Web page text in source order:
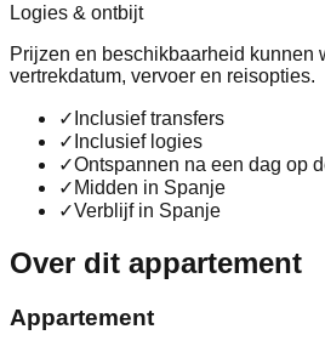
Logies & ontbijt
Prijzen en beschikbaarheid kunnen
vertrekdatum, vervoer en reisopties.
✓ Inclusief transfers
✓ Inclusief logies
✓Ontspannen na een dag op
✓ Midden in Spanje
✓Verblijf in Spanje
Over dit appartement
Appartement